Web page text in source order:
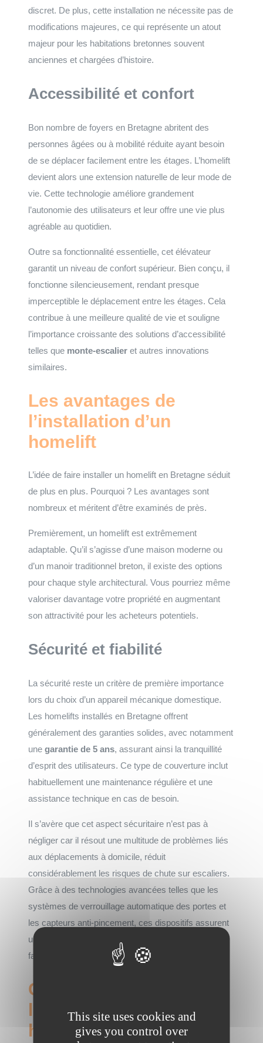
This site uses cookies and
gives you control over
discret. De plus, cette installation ne nécessite pas de
modifications majeures, ce qui représente un atout
majeur pour les habitations bretonnes souvent
anciennes et chargées d’histoire.
Accessibilité et confort
Bon nombre de foyers en Bretagne abritent des
personnes âgées ou à mobilité réduite ayant besoin
de se déplacer facilement entre les étages. L’homelift
devient alors une extension naturelle de leur mode de
vie. Cette technologie améliore grandement
l’autonomie des utilisateurs et leur offre une vie plus
agréable au quotidien.
Outre sa fonctionnalité essentielle, cet élévateur
garantit un niveau de confort supérieur. Bien conçu, il
fonctionne silencieusement, rendant presque
imperceptible le déplacement entre les étages. Cela
contribue à une meilleure qualité de vie et souligne
l’importance croissante des solutions d’accessibilité
telles que monte-escalier et autres innovations
similaires.
Les avantages de
l’installation d’un
homelift
L’idée de faire installer un homelift en Bretagne séduit
de plus en plus. Pourquoi ? Les avantages sont
nombreux et méritent d’être examinés de près.
Premièrement, un homelift est extrêmement
adaptable. Qu’il s’agisse d’une maison moderne ou
d’un manoir traditionnel breton, il existe des options
pour chaque style architectural. Vous pourriez même
valoriser davantage votre propriété en augmentant
son attractivité pour les acheteurs potentiels.
Sécurité et fiabilité
La sécurité reste un critère de première importance
lors du choix d’un appareil mécanique domestique.
Les homelifts installés en Bretagne offrent
généralement des garanties solides, avec notamment
une garantie de 5 ans, assurant ainsi la tranquillité
d’esprit des utilisateurs. Ce type de couverture inclut
habituellement une maintenance régulière et une
assistance technique en cas de besoin.
Il s’avère que cet aspect sécuritaire n’est pas à
négliger car il résout une multitude de problèmes liés
aux déplacements à domicile, réduit
considérablement les risques de chute sur escaliers.
Grâce à des technologies avancées telles que les
systèmes de verrouillage automatique des portes et
les capteurs anti-pincement, ces dispositifs assurent
un usage sûr et intuitif pour tous les membres de la
famille.
Comment procéder à
l’installation d’un
homelift en Bretagne